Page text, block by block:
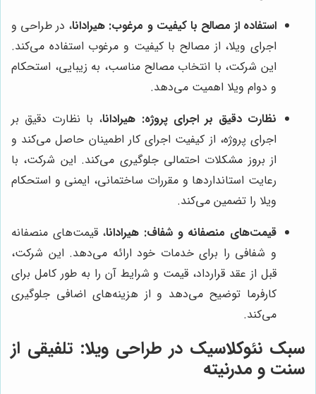
استفاده از مصالح با کیفیت و مرغوب: هیرادانا، در طراحی و
اجرای ویلا، از مصالح با کیفیت و مرغوب استفاده می‌کند.
این شرکت، با انتخاب مصالح مناسب، به زیبایی، استحکام
و دوام ویلا اهمیت می‌دهد.
نظارت دقیق بر اجرای پروژه: هیرادانا، با نظارت دقیق بر
اجرای پروژه، از کیفیت اجرای کار اطمینان حاصل می‌کند و
از بروز مشکلات احتمالی جلوگیری می‌کند. این شرکت، با
رعایت استانداردها و مقررات ساختمانی، ایمنی و استحکام
ویلا را تضمین می‌کند.
قیمت‌های منصفانه و شفاف: هیرادانا، قیمت‌های منصفانه
و شفافی را برای خدمات خود ارائه می‌دهد. این شرکت،
قبل از عقد قرارداد، قیمت و شرایط آن را به طور کامل برای
کارفرما توضیح می‌دهد و از هزینه‌های اضافی جلوگیری
می‌کند.
سبک نئوکلاسیک در طراحی ویلا: تلفیقی از
سنت و مدرنیته